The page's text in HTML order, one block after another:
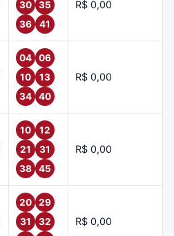
30
35
36
41
R$ 0,00
04
06
10
13
34
40
R$ 0,00
10
12
21
31
38
45
R$ 0,00
20
29
31
32
R$ 0,00